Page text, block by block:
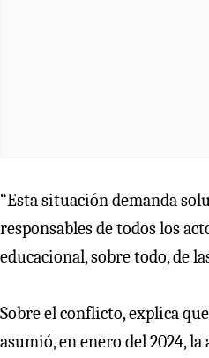
“Esta situación demanda
responsables de todos los
educacional, sobre todo, de
Sobre el conflicto, explica
asumió, en enero del 2024,